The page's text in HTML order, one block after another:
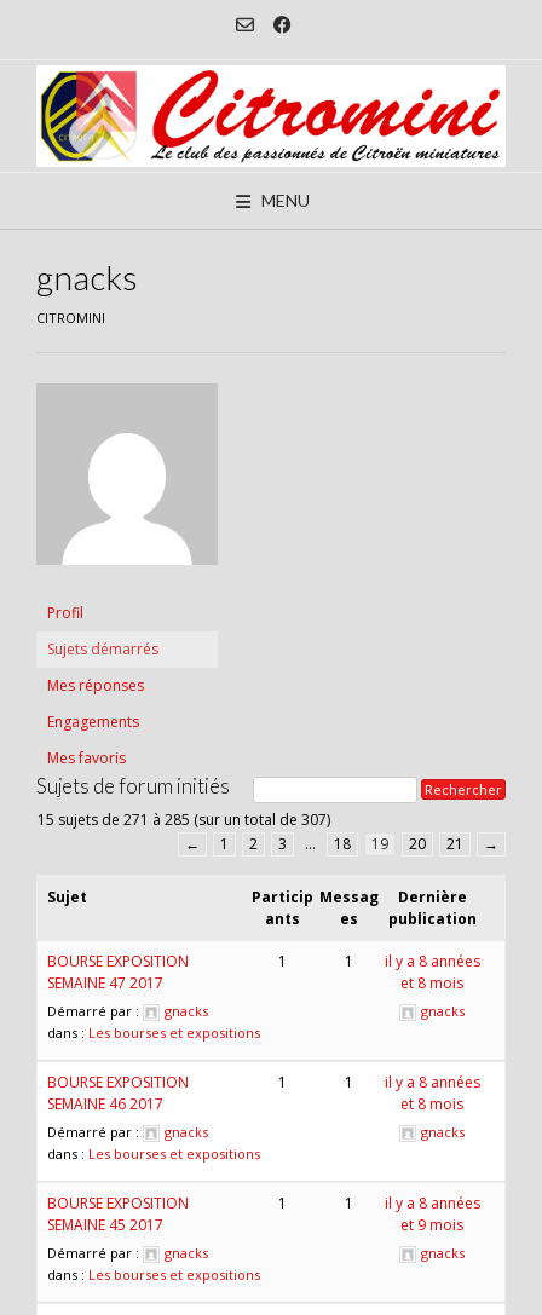
content
MENU
gnacks
CITROMINI
Profil
Sujets démarrés
Mes réponses
Engagements
Mes favoris
Sujets de forum initiés
15 sujets de 271 à 285 (sur un total de 307)
←
1 2 3 … 18 19 20 21 →
Sujet
Particip
ants
Messag
es
Dernière
publication
BOURSE EXPOSITION
SEMAINE 47 2017
Démarré par :
gnacks
dans : Les bourses et expositions
1 1
il y a 8 années
et 8 mois
gnacks
BOURSE EXPOSITION
SEMAINE 46 2017
Démarré par :
gnacks
dans : Les bourses et expositions
1 1
il y a 8 années
et 8 mois
gnacks
BOURSE EXPOSITION
SEMAINE 45 2017
Démarré par :
gnacks
dans : Les bourses et expositions
1 1
il y a 8 années
et 9 mois
gnacks